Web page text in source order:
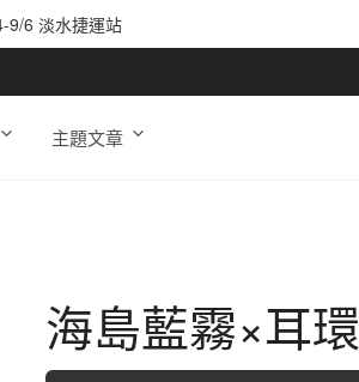
9/6 淡水捷運站
主題文章
海島藍霧×耳環